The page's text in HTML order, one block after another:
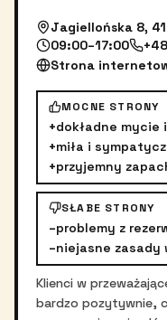
Jagiellońska 8,
09:00–17:00
Strona
MOCNE STRONY
+dokładne mycie
+miła i
+przyjemny
SŁABE STRONY
–problemy z
–niejasne zasady
Klienci w
bardzo pozytywnie,